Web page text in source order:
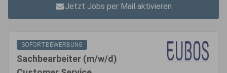
Jetzt Jobs per Mail aktivieren
SOFORTBEWERBUNG
Sachbearbeiter (m/w/d)